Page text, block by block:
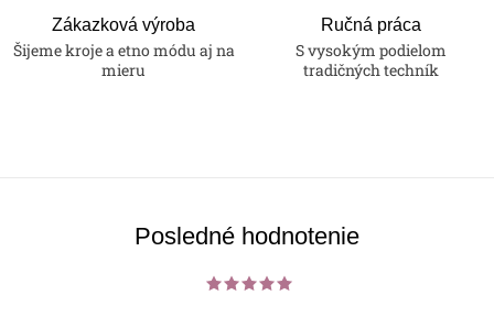
Zákazková výroba
Šijeme kroje a etno módu aj na
mieru
Ručná práca
S vysokým podielom
tradičných techník
Posledné hodnotenie